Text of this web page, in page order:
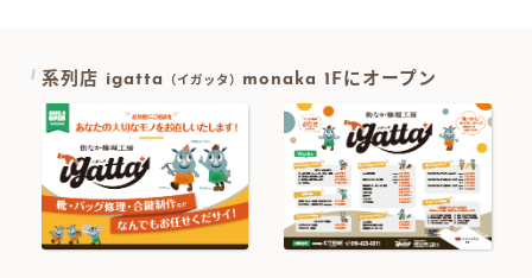
系列店 igatta （イガッタ） monaka 1Fにオープン